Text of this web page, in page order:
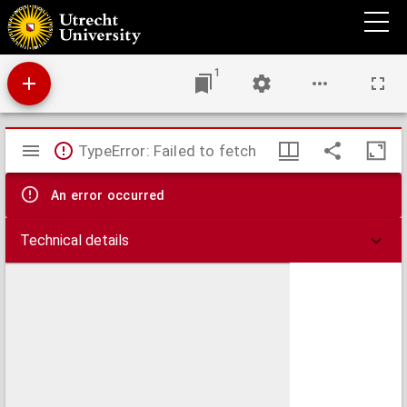
Cysticerci in het vleesch van rund en varken : een hygiënische studie, naar aanleiding
van een bijzonder onderzoek naar deze parasieten op het eiland Bali
1
Mirador
viewer
TypeError: Failed to fetch
An error occurred
Technical details